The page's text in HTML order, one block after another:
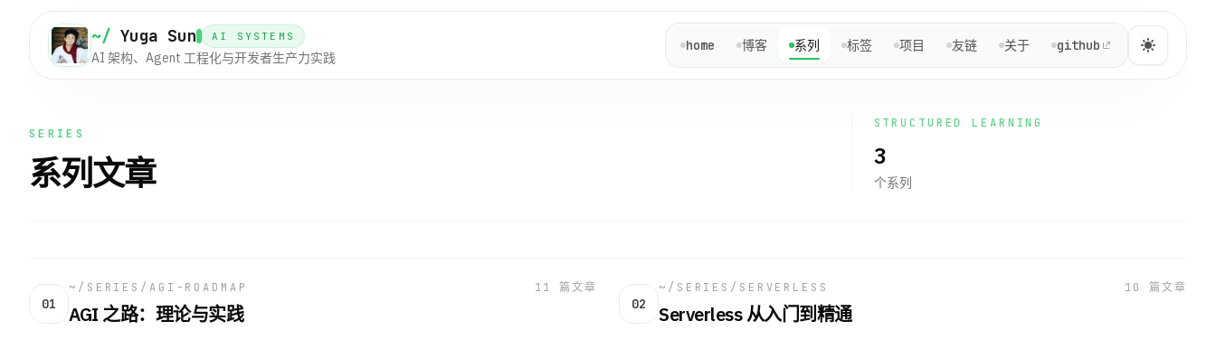
~/ Yuga Sun AI SYSTEMS
AI 架构、Agent 工程化与开发者生产力实践
home 博客 系列 标签 项目 友链 关于 github
SERIES
系列文章
STRUCTURED LEARNING
3
个系列
01
~/SERIES/ AGI-ROADMAP
AGI 之路：理论与实践
11 篇文章
02
~/SERIES/ SERVERLESS
Serverless 从入门到精通
10 篇文章